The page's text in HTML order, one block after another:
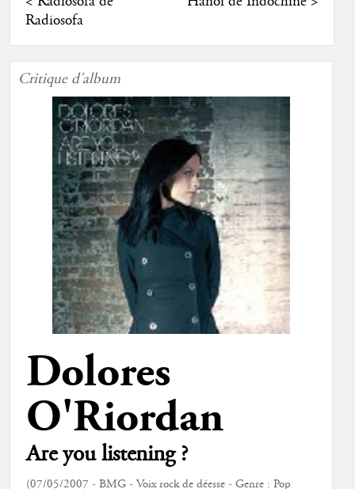
Radiosofa
Critique d'album
Dolores
O'Riordan
Are you listening ?
(07/05/2007 - BMG - Voix rock de déesse - Genre : Pop